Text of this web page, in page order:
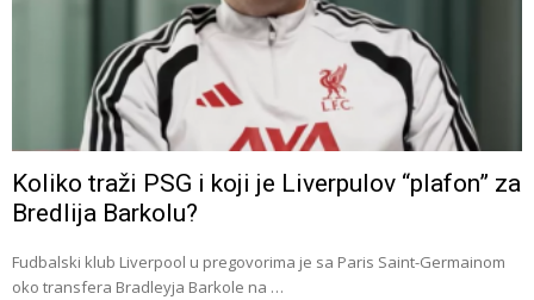
Koliko traži PSG i koji je Liverpulov “plafon” za
Bredlija Barkolu?
Fudbalski klub Liverpool u pregovorima je sa Paris Saint-Germainom
oko transfera Bradleyja Barkole na …